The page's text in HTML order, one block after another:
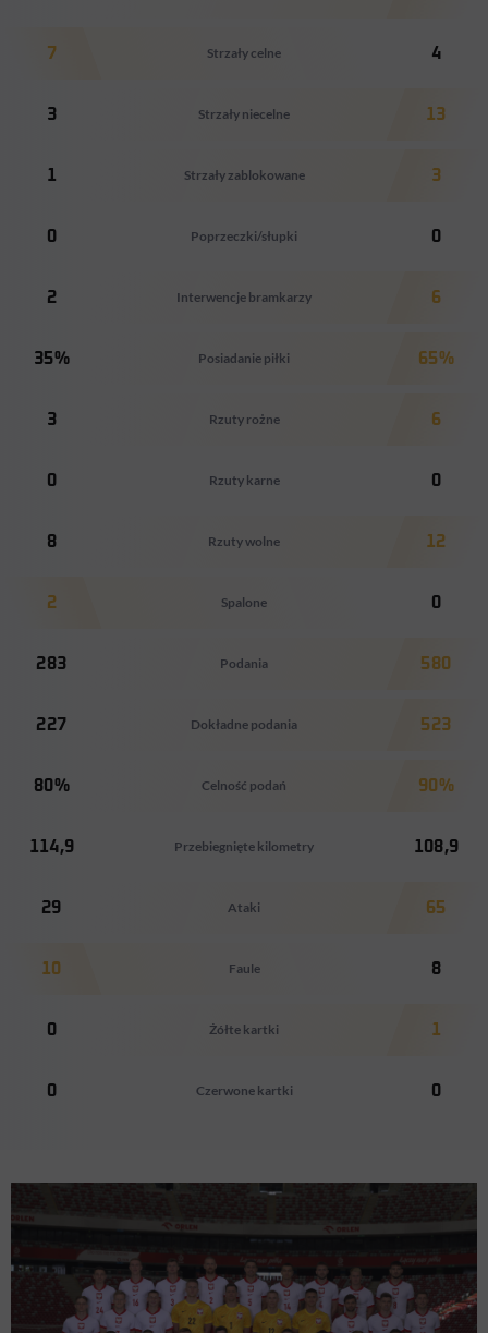
7 Strzały celne 4
3 Strzały niecelne 13
1 Strzały zablokowane 3
0 Poprzeczki/słupki 0
2 Interwencje bramkarzy 6
35% Posiadanie piłki 65%
3 Rzuty rożne 6
0 Rzuty karne 0
8 Rzuty wolne 12
2 Spalone 0
283 Podania 580
227 Dokładne podania 523
80% Celność podań 90%
114,9 Przebiegnięte kilometry 108,9
29 Ataki 65
10 Faule 8
0 Żółte kartki 1
0 Czerwone kartki 0